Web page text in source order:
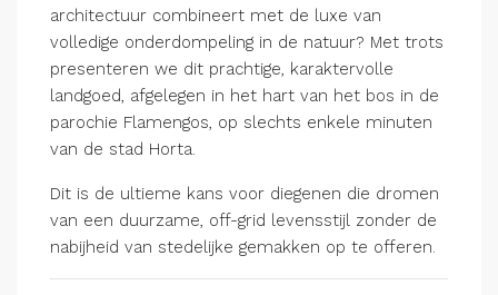
architectuur combineert met de luxe van
volledige onderdompeling in de natuur? Met trots
presenteren we dit prachtige, karaktervolle
landgoed, afgelegen in het hart van het bos in de
parochie Flamengos, op slechts enkele minuten
van de stad Horta.
Dit is de ultieme kans voor diegenen die dromen
van een duurzame, off-grid levensstijl zonder de
nabijheid van stedelijke gemakken op te offeren.